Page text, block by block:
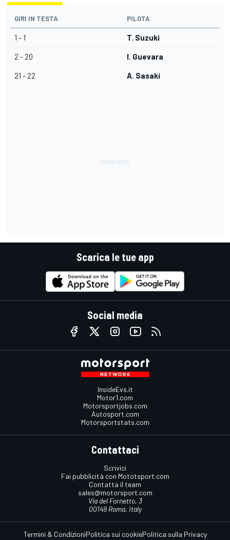
GIRI IN TESTA PILOTA
1 - 1 T. Suzuki
2 - 20 I. Guevara
21 - 22 A. Sasaki
Scarica le tue app
Social media
InsideEvs.it
Motor1.com
Motorsportjobs.com
Autosport.com
Motorsportstats.com
Contattaci
Scrivici
Fai pubblicità con Mototsport.com
Contatta il team
sales@motorsport.com
Via del Fornetto, 3
00149 Roma, Italy
Termini & CondizioniPolitica sui cookiePolitica sulla Privacy